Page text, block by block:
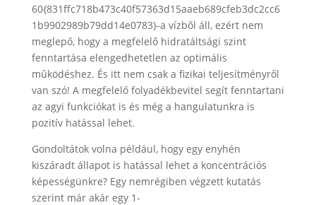
60{831ffc718b473c40f57363d15aaeb689cfeb3dc2cc6
1b9902989b79dd14e0783}-a vízből áll, ezért nem
meglepő, hogy a megfelelő hidratáltsági szint
fenntartása elengedhetetlen az optimális
működéshez. És itt nem csak a fizikai teljesítményről
van szó! A megfelelő folyadékbevitel segít fenntartani
az agyi funkciókat is és még a hangulatunkra is
pozitív hatással lehet.
Gondoltátok volna például, hogy egy enyhén
kiszáradt állapot is hatással lehet a koncentrációs
képességünkre? Egy nemrégiben végzett kutatás
szerint már akár egy 1-